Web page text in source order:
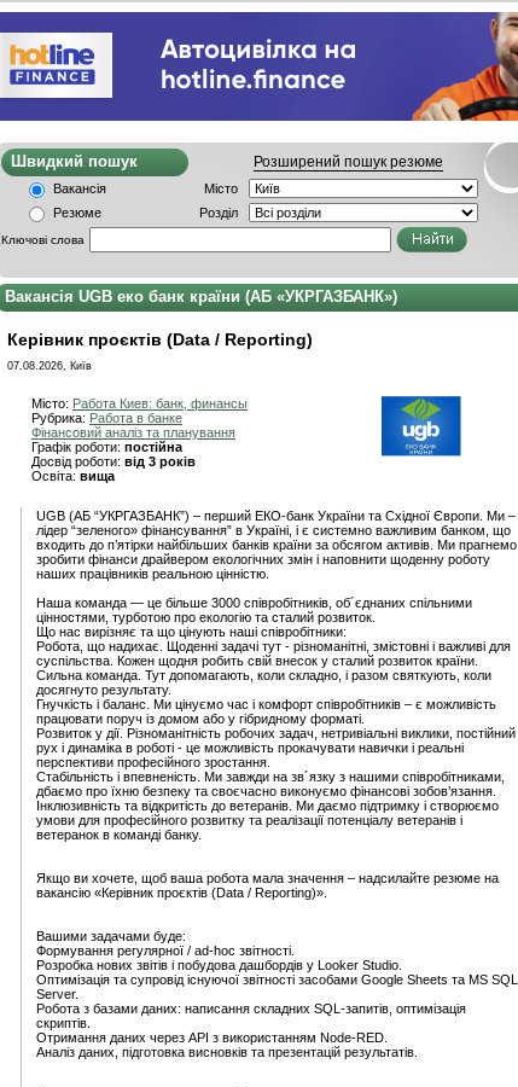
Швидкий пошук Розширений пошук резюме
Вакансія
Місто
Резюме
Розділ
Ключові слова
Вакансія UGB еко банк країни (АБ «УКРГАЗБАНК»)
Керівник проєктів (Data / Reporting)
07.08.2026, Київ
Місто: Работа Киев: банк, финансы
Рубрика: Работа в банке
Фінансовий аналіз та планування
Графік роботи: постійна
Досвід роботи: від 3 років
Освіта: вища
UGB (АБ “УКРГАЗБАНК”) – перший ЕКО-банк України та Східної Європи. Ми –
лідер “зеленого» фінансування” в Україні, і є системно важливим банком, що
входить до п’ятірки найбільших банків країни за обсягом активів. Ми прагнемо
зробити фінанси драйвером екологічних змін і наповнити щоденну роботу
наших працівників реальною цінністю.
Наша команда — це більше 3000 співробітників, об´єднаних спільними
цінностями, турботою про екологію та сталий розвиток.
Що нас вирізняє та що цінують наші співробітники:
Робота, що надихає. Щоденні задачі тут - різноманітні, змістовні і важливі для
суспільства. Кожен щодня робить свій внесок у сталий розвиток країни.
Сильна команда. Тут допомагають, коли складно, і разом святкують, коли
досягнуто результату.
Гнучкість і баланс. Ми цінуємо час і комфорт співробітників – є можливість
працювати поруч із домом або у гібридному форматі.
Розвиток у дії. Різноманітність робочих задач, нетривіальні виклики, постійний
рух і динаміка в роботі - це можливість прокачувати навички і реальні
перспективи професійного зростання.
Стабільність і впевненість. Ми завжди на зв´язку з нашими співробітниками,
дбаємо про їхню безпеку та своєчасно виконуємо фінансові зобов’язання.
Інклюзивність та відкритість до ветеранів. Ми даємо підтримку і створюємо
умови для професійного розвитку та реалізації потенціалу ветеранів і
ветеранок в команді банку.
Якщо ви хочете, щоб ваша робота мала значення – надсилайте резюме на
вакансію «Керівник проєктів (Data / Reporting)».
Вашими задачами буде:
Формування регулярної / ad-hoc звітності.
Розробка нових звітів і побудова дашбордів у Looker Studio.
Оптимізація та супровід існуючої звітності засобами Google Sheets та MS SQL
Server.
Робота з базами даних: написання складних SQL-запитів, оптимізація
скриптів.
Отримання даних через АРІ з використанням Node-RED.
Аналіз даних, підготовка висновків та презентацій результатів.